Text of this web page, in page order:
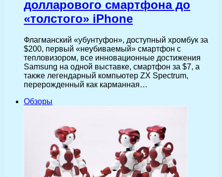
долларового смартфона до
«толстого» iPhone
Флагманский «убунтуфон», доступный хромбук за
$200, первый «неубиваемый» смартфон с
тепловизором, все инновационные достижения
Samsung на одной выставке, смартфон за $7, а
также легендарный компьютер ZX Spectrum,
перерожденный как карманная…
Обзоры